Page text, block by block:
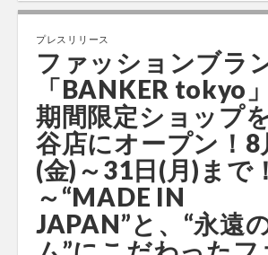
プレスリリース
ファッションブラ
「BANKER tokyo
期間限定ショップ
谷店にオープン！8
(金)～31日(月)まで！
～“MADE IN
JAPAN”と、“永遠